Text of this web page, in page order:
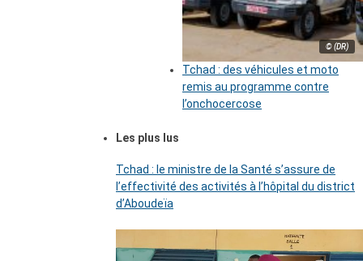
© (DR)
Tchad : des véhicules et moto
remis au programme contre
l’onchocercose
Les plus lus
Tchad : le ministre de la Santé s’assure de
l’effectivité des activités à l’hôpital du district
d’Aboudeïa